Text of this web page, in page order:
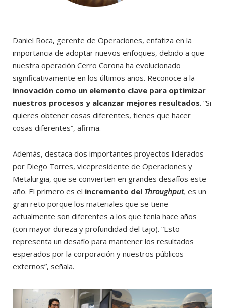
Daniel Roca, gerente de Operaciones, enfatiza en la
importancia de adoptar nuevos enfoques, debido a que
nuestra operación Cerro Corona ha evolucionado
significativamente en los últimos años. Reconoce a la
innovación como un elemento clave para optimizar
nuestros procesos y alcanzar mejores resultados. “Si
quieres obtener cosas diferentes, tienes que hacer
cosas diferentes”, afirma.
Además, destaca dos importantes proyectos liderados
por Diego Torres, vicepresidente de Operaciones y
Metalurgia, que se convierten en grandes desafíos este
año. El primero es el incremento del Throughput, es un
gran reto porque los materiales que se tiene
actualmente son diferentes a los que tenía hace años
(con mayor dureza y profundidad del tajo). “Esto
representa un desafío para mantener los resultados
esperados por la corporación y nuestros públicos
externos”, señala.